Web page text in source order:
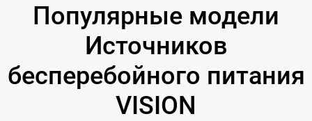
Популярные модели
Источников
бесперебойного питания
VISION